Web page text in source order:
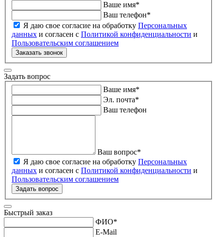
Ваше имя*
Ваш телефон*
Я даю свое согласие на обработку Персональных
данных и согласен с Политикой конфиденциальности и
Пользовательским соглашением
Заказать звонок
Задать вопрос
Ваше имя*
Эл. почта*
Ваш телефон
Ваш вопрос*
Я даю свое согласие на обработку Персональных
данных и согласен с Политикой конфиденциальности и
Пользовательским соглашением
Задать вопрос
Быстрый заказ
ФИО*
E-Mail